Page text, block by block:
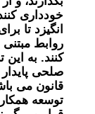
خودداری
انگیزد تا
روابط
کنند. به
صلحی
قانون می
توسعه